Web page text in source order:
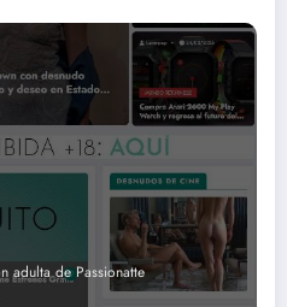
adulta de Passionatte